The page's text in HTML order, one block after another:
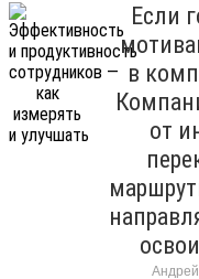
Если
в
от
Андрей